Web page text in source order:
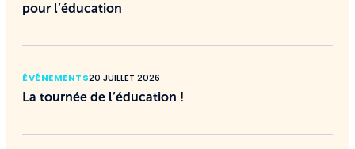
pour l’éducation
ÉVÉNEMENTS20 JUILLET 2026
La tournée de l’éducation !